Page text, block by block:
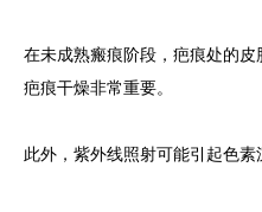
在未成熟瘢痕阶段，疤痕处的
疤痕干燥非常重要。
此外，紫外线照射可能引起色素